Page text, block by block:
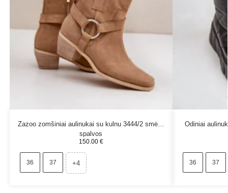
Zazoo zomšiniai aulinukai su kulnu 3444/2 smėlio
spalvos
150.00 €
36 37 +4
Odiniai
36 37